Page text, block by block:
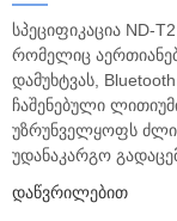
სპეციფიკაცია ND-
რომელიც
დამუხტვას,
ჩაშენებული
უზრუნველყოფს
უდანაკარგო
Დაწვრილებით